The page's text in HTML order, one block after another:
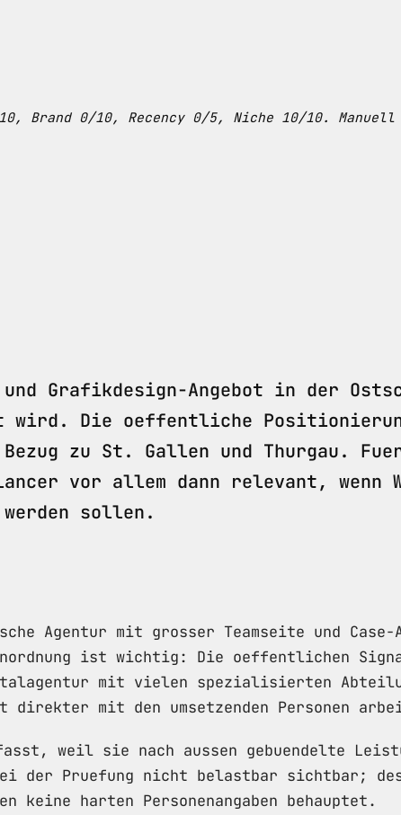
Brand 0/10, Recency 0/5, Niche 10/10. Manuell
Grafikdesign-Angebot in der
Die oeffentliche
zu St. Gallen und Thurgau.
vor allem dann relevant, wenn
werden sollen.
Agentur mit grosser Teamseite und
ist wichtig: Die oeffentlichen
mit vielen spezialisierten
mit den umsetzenden Personen
weil sie nach aussen gebuendelte
der Pruefung nicht belastbar sichtbar;
keine harten Personenangaben behauptet.